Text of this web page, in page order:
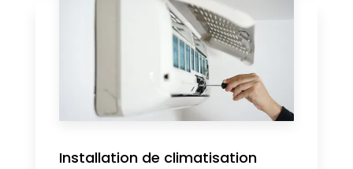
Installation de climatisation